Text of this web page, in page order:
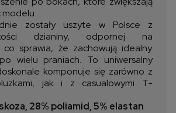
zostały uszyte w Polsce z
dzianiny, odpornej na
co sprawia, że zachowują idealny
wielu praniach. To uniwersalny
komponuje się zarówno z
jak i z casualowymi T-
28% poliamid, 5% elastan